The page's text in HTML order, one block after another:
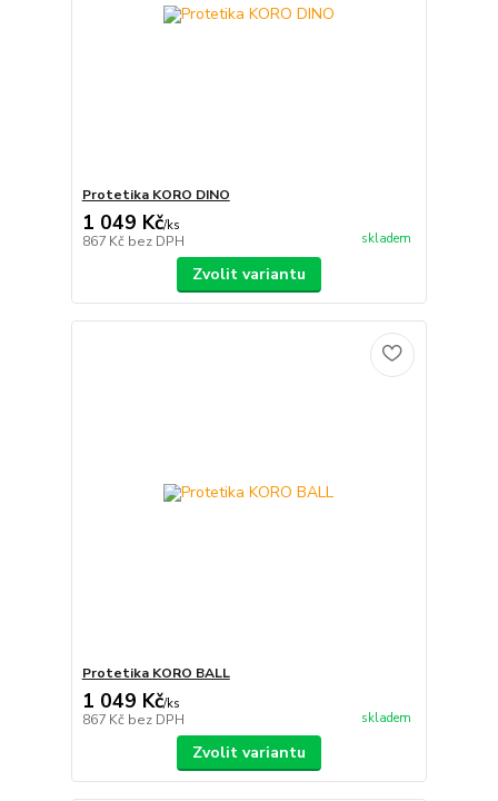
Protetika KORO DINO
1 049 Kč/ks
867 Kč bez DPH skladem
Zvolit variantu
Protetika KORO BALL
1 049 Kč/ks
867 Kč bez DPH skladem
Zvolit variantu